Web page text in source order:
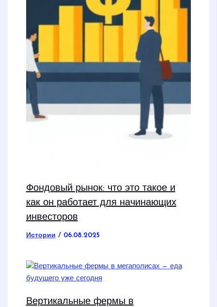
Фондовый рынок: что это такое и
как он работает для начинающих
инвесторов
Истории / 06.08.2025
Вертикальные фермы в